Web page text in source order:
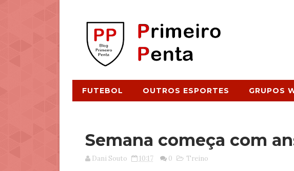
FUTEBOL OUTROS ESPORTES GRUPOS
Semana começa com
Dani Souto 10:17 0 Treino